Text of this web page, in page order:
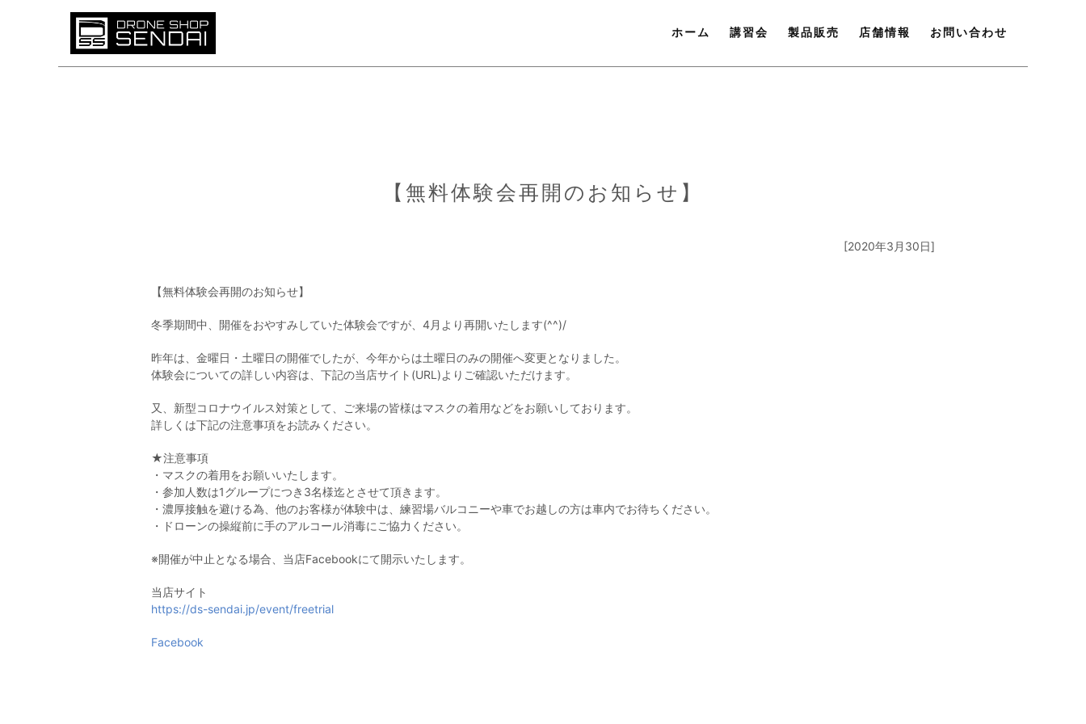
ホーム 講習会 製品販売 店舗情報 お問い合わせ
【無料体験会再開のお知らせ】
[2020年3月30日]
【無料体験会再開のお知らせ】
冬季期間中、開催をおやすみしていた体験会ですが、4月より再開いたします(^^)/
昨年は、金曜日・土曜日の開催でしたが、今年からは土曜日のみの開催へ変更となりました。
体験会についての詳しい内容は、下記の当店サイト(URL)よりご確認いただけます。
又、新型コロナウイルス対策として、ご来場の皆様はマスクの着用などをお願いしております。
詳しくは下記の注意事項をお読みください。
★注意事項
・マスクの着用をお願いいたします。
・参加人数は1グループにつき3名様迄とさせて頂きます。
・濃厚接触を避ける為、他のお客様が体験中は、練習場バルコニーや車でお越しの方は車内でお待ちください。
・ドローンの操縦前に手のアルコール消毒にご協力ください。
※開催が中止となる場合、当店Facebookにて開示いたします。
当店サイト
https://ds-sendai.jp/event/freetrial
Facebook